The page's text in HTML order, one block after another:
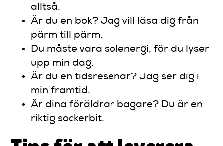
alltså.
Är du en bok? Jag vill läsa dig från
pärm till pärm.
Du måste vara solenergi, för du lyser
upp min dag.
Är du en tidsresenär? Jag ser dig i
min framtid.
Är dina föräldrar bagare? Du är en
riktig sockerbit.